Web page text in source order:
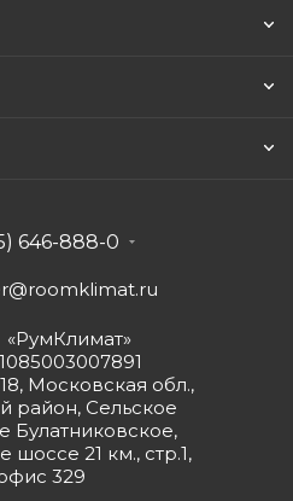
646-888-0
Московская обл.,
район, Сельское
Булатниковское,
шоссе 21 км., стр.1,
329